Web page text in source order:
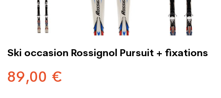
Ski occasion Rossignol Pursuit + fixations
89,00 €